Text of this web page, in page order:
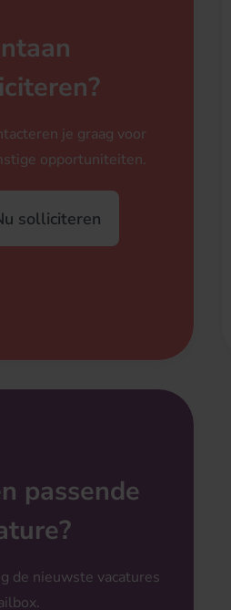
je graag voor
opportuniteiten.
solliciteren
passende
de nieuwste vacatures